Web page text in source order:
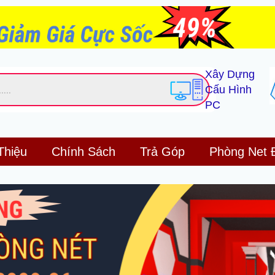
Xây Dựng
Cấu Hình
PC
Chính Sách Trả Góp Phòng Net